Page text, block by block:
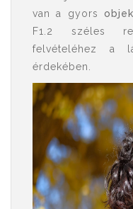
van a gyors
F1.2 széles
felvételéhez a
érdekében.